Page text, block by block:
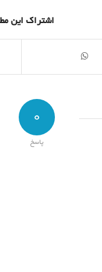
اشتراک این
0
پاسخ